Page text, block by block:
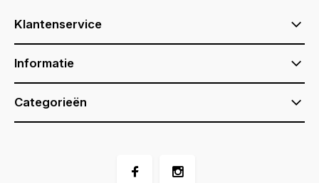
Klantenservice
Informatie
Categorieën